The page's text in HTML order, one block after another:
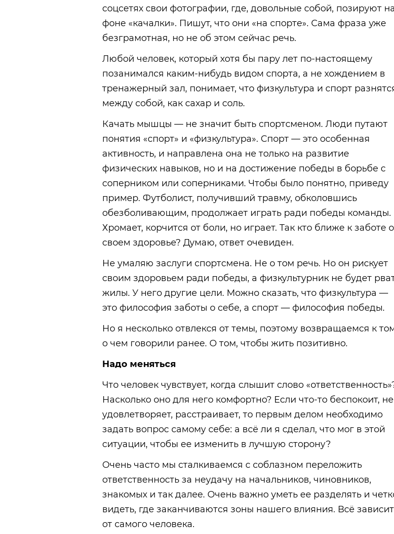
соцсетях свои фотографии, где, довольные собой, позируют на
фоне «качалки». Пишут, что они «на спорте». Сама фраза уже
безграмотная, но не об этом сейчас речь.
Любой человек, который хотя бы пару лет по-настоящему
позанимался каким-нибудь видом спорта, а не хождением в
тренажерный зал, понимает, что физкультура и спорт
между собой, как сахар и соль.
Качать мышцы — не значит быть спортсменом. Люди путают
понятия «спорт» и «физкультура». Спорт — это особенная
активность, и направлена она не только на развитие
физических навыков, но и на достижение победы в борьбе с
соперником или соперниками. Чтобы было понятно, приведу
пример. Футболист, получивший травму, обколовшись
обезболивающим, продолжает играть ради победы команды.
Хромает, корчится от боли, но играет. Так кто ближе к заботе о
своем здоровье? Думаю, ответ очевиден.
Не умаляю заслуги спортсмена. Не о том речь. Но он рискует
своим здоровьем ради победы, а физкультурник не будет
жилы. У него другие цели. Можно сказать, что физкультура —
это философия заботы о себе, а спорт — философия победы.
Но я несколько отвлекся от темы, поэтому возвращаемся к
о чем говорили ранее. О том, чтобы жить позитивно.
Надо меняться
Что человек чувствует, когда слышит слово
Насколько оно для него комфортно? Если что-то беспокоит, не
удовлетворяет, расстраивает, то первым делом необходимо
задать вопрос самому себе: а всё ли я сделал, что мог в этой
ситуации, чтобы ее изменить в лучшую сторону?
Очень часто мы сталкиваемся с соблазном переложить
ответственность за неудачу на начальников, чиновников,
знакомых и так далее. Очень важно уметь ее разделять и
видеть, где заканчиваются зоны нашего влияния. Всё зависит
от самого человека.